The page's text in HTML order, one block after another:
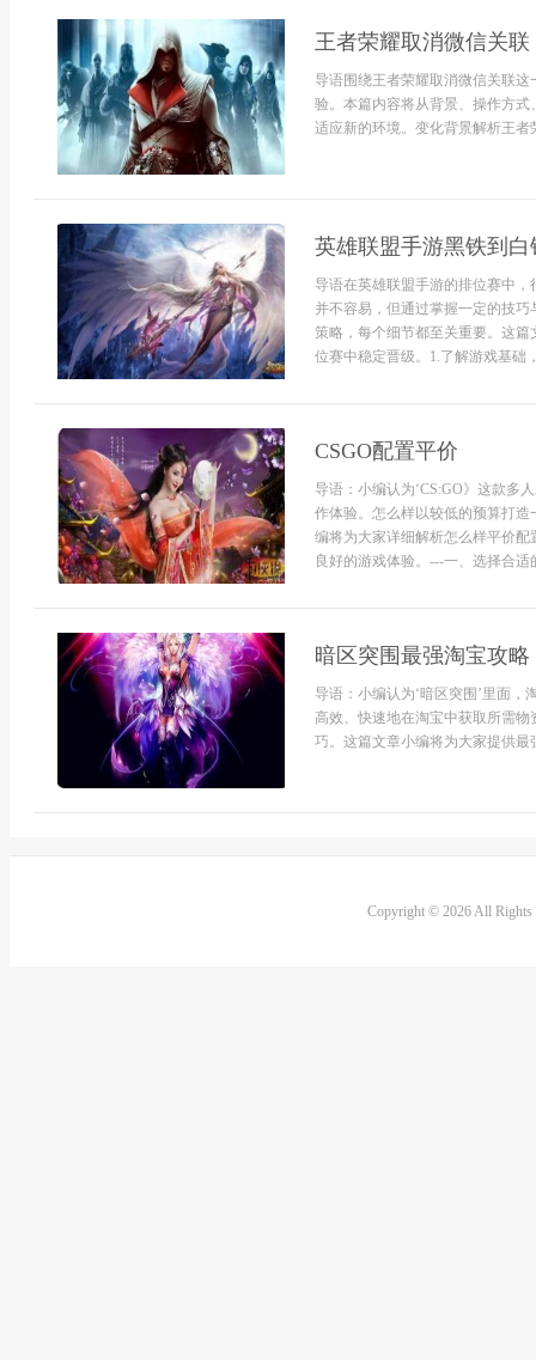
王者荣耀取消微信关联
导语围绕王者荣耀取消微信关联
验。本篇内容将从背景、操作方
适应新的环境。变化背景解析王
英雄联盟手游黑铁到白
导语在英雄联盟手游的排位赛中
并不容易，但通过掌握一定的技
策略，每个细节都至关重要。这
位赛中稳定晋级。1.了解游戏基础
CSGO配置平价
导语：小编认为‘CS:GO》这款多
作体验。怎么样以较低的预算打
编将为大家详细解析怎么样平价
良好的游戏体验。---一、选择合适
暗区突围最强淘宝攻略
导语：小编认为‘暗区突围’里面
高效、快速地在淘宝中获取所需
巧。这篇文章小编将为大家提供
Copyright © 2026 All